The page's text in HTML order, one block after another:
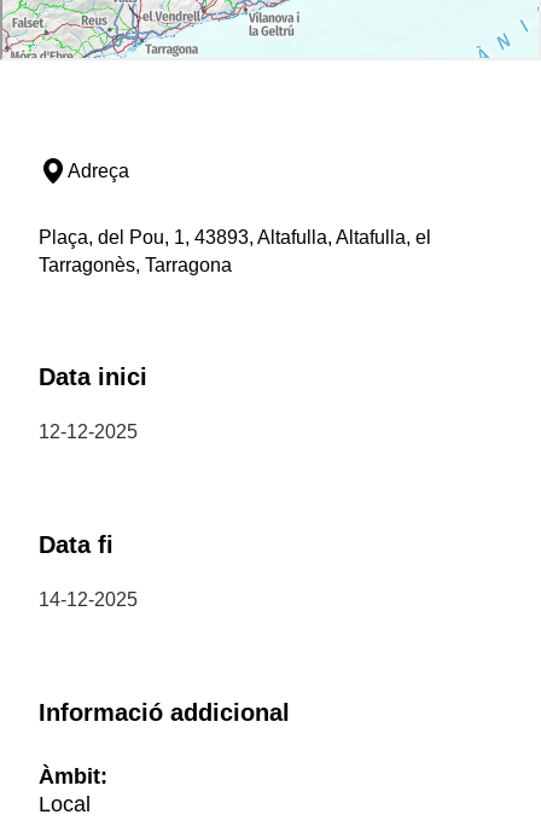
Adreça
Plaça, del Pou, 1, 43893, Altafulla, Altafulla, el
Tarragonès, Tarragona
Data inici
12-12-2025
Data fi
14-12-2025
Informació addicional
Àmbit:
Local